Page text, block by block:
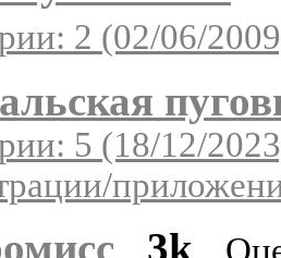
2 (02/06/
5 (18/12/
3k